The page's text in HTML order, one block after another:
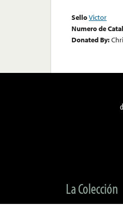
SelloVictor
Numero de
Donated By:
La Colección